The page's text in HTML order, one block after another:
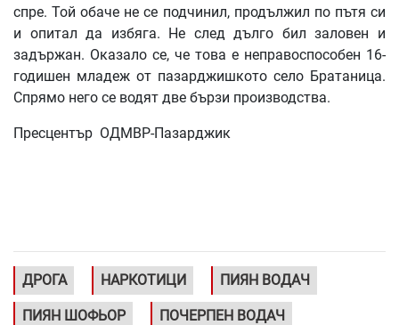
спре. Той обаче не се подчинил, продължил по пътя си
и опитал да избяга. Не след дълго бил заловен и
задържан. Оказало се, че това е неправоспособен 16-
годишен младеж от пазарджишкото село Братаница.
Спрямо него се водят две бързи производства.
Пресцентър ОДМВР-Пазарджик
ДРОГА НАРКОТИЦИ ПИЯН ВОДАЧ
ПИЯН ШОФЬОР ПОЧЕРПЕН ВОДАЧ